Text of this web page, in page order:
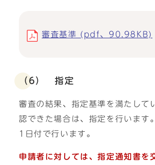
審査基準 (pdf、90.98KB)
（6） 指定
審査の結果、指定基準を満たして
認できた場合は、指定を行います
1日付で行います。
申請者に対しては、指定通知書を